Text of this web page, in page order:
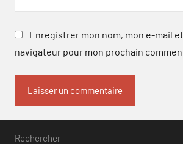
Enregistrer mon nom, mon e-mail
navigateur pour mon prochain
Rechercher